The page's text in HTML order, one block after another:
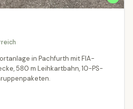
in Pachfurth mit FIA-
580 m Leihkartbahn, 10-PS-